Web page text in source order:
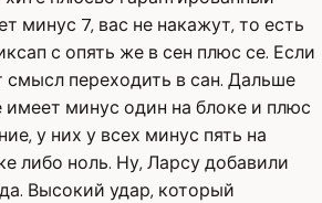
минус 7, вас не накажут, то есть
с опять же в сен плюс се. Если
смысл переходить в сан. Дальше
минус один на блоке и плюс
у них у всех минус пять на
либо ноль. Ну, Ларсу добавили
Высокий удар, который